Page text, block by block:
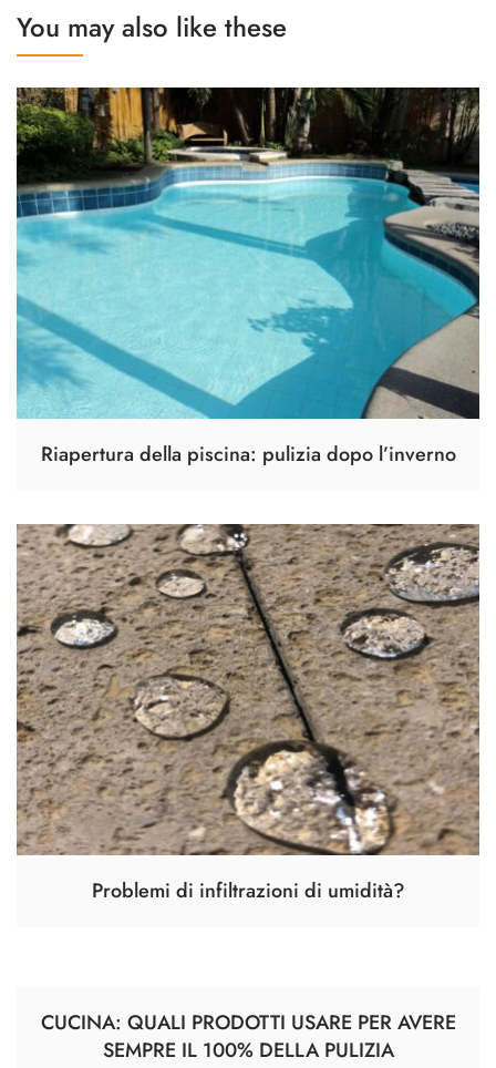
You may also like these
Riapertura della piscina: pulizia dopo l’inverno
Problemi di infiltrazioni di umidità?
CUCINA: QUALI PRODOTTI USARE PER AVERE
SEMPRE IL 100% DELLA PULIZIA